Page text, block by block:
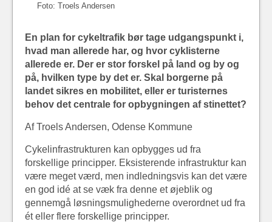
Foto: Troels Andersen
En plan for cykeltrafik bør tage udgangspunkt i,
hvad man allerede har, og hvor cyklisterne
allerede er. Der er stor forskel på land og by og
på, hvilken type by det er. Skal borgerne på
landet sikres en mobilitet, eller er turisternes
behov det centrale for opbygningen af stinettet?
Af Troels Andersen, Odense Kommune
Cykelinfrastrukturen kan opbygges ud fra
forskellige principper. Eksisterende infrastruktur kan
være meget værd, men indledningsvis kan det være
en god idé at se væk fra denne et øjeblik og
gennemgå løsningsmulighederne overordnet ud fra
ét eller flere forskellige principper.